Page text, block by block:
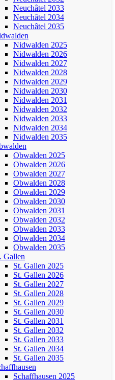
Neuchâtel 2033
Neuchâtel 2034
Neuchâtel 2035
Nidwalden 2025
Nidwalden 2026
Nidwalden 2027
Nidwalden 2028
Nidwalden 2029
Nidwalden 2030
Nidwalden 2031
Nidwalden 2032
Nidwalden 2033
Nidwalden 2034
Nidwalden 2035
Obwalden 2025
Obwalden 2026
Obwalden 2027
Obwalden 2028
Obwalden 2029
Obwalden 2030
Obwalden 2031
Obwalden 2032
Obwalden 2033
Obwalden 2034
Obwalden 2035
Gallen
St. Gallen 2025
St. Gallen 2026
St. Gallen 2027
St. Gallen 2028
St. Gallen 2029
St. Gallen 2030
St. Gallen 2031
St. Gallen 2032
St. Gallen 2033
St. Gallen 2034
St. Gallen 2035
Schaffhausen 2025